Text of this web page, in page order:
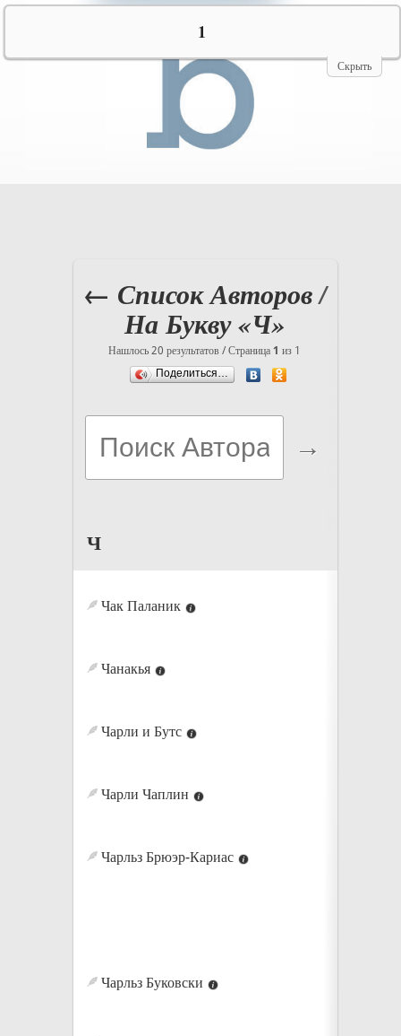
← Список Авторов/
На Букву «Ч»
Нашлось 20 результатов / Страница1 из 1
Поделиться…
Ч
Чак Паланик
Чанакья
Чарли и Бутс
Чарли Чаплин
Чарльз Брюэр-Кариас
Чарльз Буковски
Скрыть
1